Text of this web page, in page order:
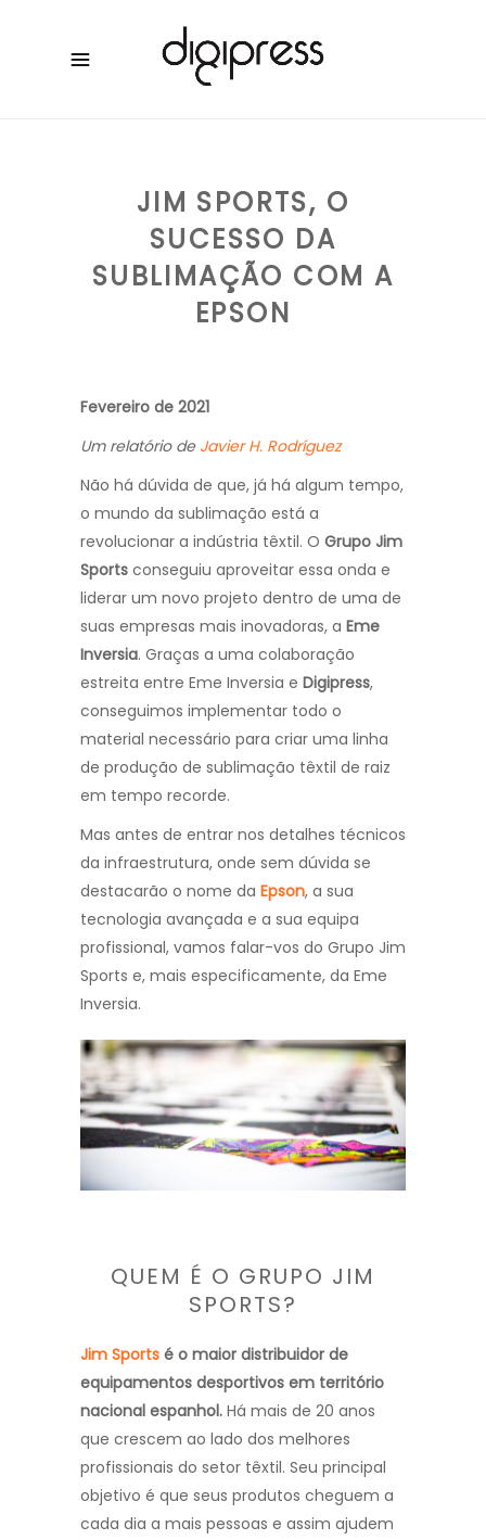
JIM SPORTS, O
SUCESSO DA
SUBLIMAÇÃO COM A
EPSON
Fevereiro de 2021
Um relatório de Javier H. Rodríguez
Não há dúvida de que, já há algum tempo,
o mundo da sublimação está a
revolucionar a indústria têxtil. O Grupo Jim
Sports conseguiu aproveitar essa onda e
liderar um novo projeto dentro de uma de
suas empresas mais inovadoras, a Eme
Inversia. Graças a uma colaboração
estreita entre Eme Inversia e Digipress,
conseguimos implementar todo o
material necessário para criar uma linha
de produção de sublimação têxtil de raiz
em tempo recorde.
Mas antes de entrar nos detalhes técnicos
da infraestrutura, onde sem dúvida se
destacarão o nome da Epson, a sua
tecnologia avançada e a sua equipa
profissional, vamos falar-vos do Grupo Jim
Sports e, mais especificamente, da Eme
Inversia.
QUEM É O GRUPO JIM
SPORTS?
Jim Sports é o maior distribuidor de
equipamentos desportivos em território
nacional espanhol. Há mais de 20 anos
que crescem ao lado dos melhores
profissionais do setor têxtil. Seu principal
objetivo é que seus produtos cheguem a
cada dia a mais pessoas e assim ajudem